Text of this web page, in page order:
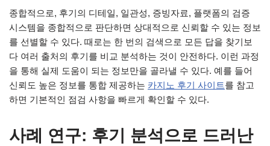
종합적으로, 후기의 디테일, 일관성, 증빙자료, 플랫폼의 검증
시스템을 종합적으로 판단하면 상대적으로 신뢰할 수 있는 정보
를 선별할 수 있다. 때로는 한 번의 검색으로 모든 답을 찾기보
다 여러 출처의 후기를 비교 분석하는 것이 안전하다. 이런 과정
을 통해 실제 도움이 되는 정보만을 골라낼 수 있다. 예를 들어
신뢰도 높은 정보를 통합 제공하는 카지노 후기 사이트를 참고
하면 기본적인 점검 사항을 빠르게 확인할 수 있다.
사례 연구: 후기 분석으로 드러난